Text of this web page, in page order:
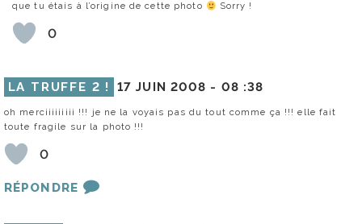
que tu étais à l’origine de cette photo
Sorry !
0
LA TRUFFE 2 ! 17 JUIN 2008 - 08 :38
oh merciiiiiiiii !!! je ne la voyais pas du tout comme ça !!! elle fait
toute fragile sur la photo !!!
0
RÉPONDRE